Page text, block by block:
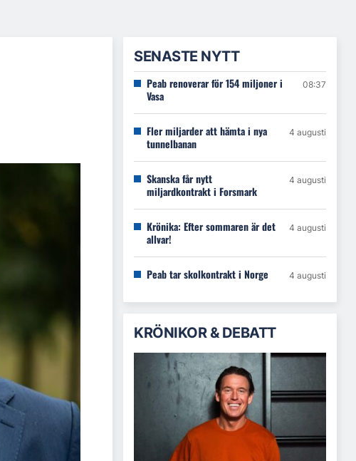
SENASTE NYTT
Peab renoverar för 154 miljoner i
Vasa
08:37
Fler miljarder att hämta i nya
tunnelbanan
4 augusti
Skanska får nytt
miljardkontrakt i Forsmark
4 augusti
Krönika: Efter sommaren är det
allvar!
4 augusti
Peab tar skolkontrakt i Norge 4 augusti
KRÖNIKOR & DEBATT